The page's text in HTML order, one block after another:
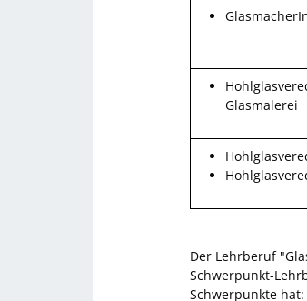
Glasmalerei
Der Lehrberuf
Schwerpunkt-
Schwerpunkte hat: